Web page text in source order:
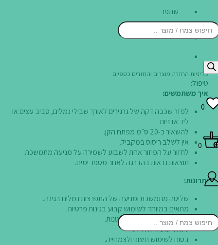
0
0
שתפו
מדיניות החזרת מוצרים והחזרים כספיים
טיפול:
איך משתמשים:
לפזר שכבה דקה של גרגירים לאורך שבילי נמלים, סביב עצים או
ליד אדניות.
להשאיר כ-20 ס״מ מפתח הקן.
אין לשלב ריסוס במקביל.
לחזור על הפיזור אחת לשבוע לשמירה על מניעה מתמשכת.
תוצאות נראות בהדרגה לאחר מספר ימים.
יתרונות:
שליטה מתמשכת ומניעה של התפרצות נמלים בגינה.
מתאים במיוחד לשימוש קבוע בגינות פרטיות.
פועל גם כנגד נמלי אש קטנות.
ללא ריסוס וללא ריח.
בטוח לשימוש חיצוני ולצמחייה.